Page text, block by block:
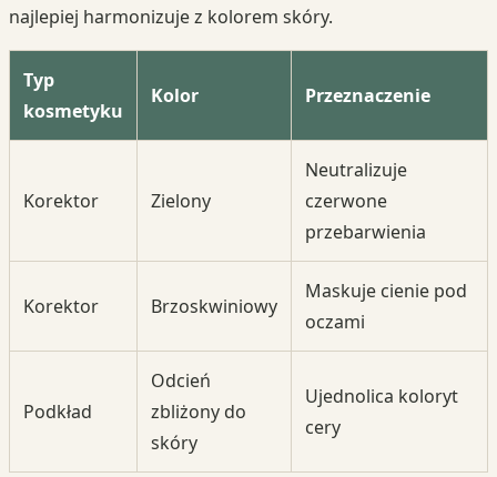
najlepiej harmonizuje z kolorem skóry.
Typ
kosmetyku
Kolor Przeznaczenie
Korektor Zielony
Neutralizuje
czerwone
przebarwienia
Korektor Brzoskwiniowy
Maskuje cienie pod
oczami
Podkład
Odcień
zbliżony do
skóry
Ujednolica koloryt
cery